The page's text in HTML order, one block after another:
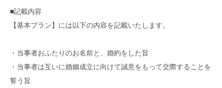
■記載内容
【基本プラン】には以下の内容を記載いたします。
・当事者おふたりのお名前と、婚約をした旨
・当事者は互いに婚姻成立に向けて誠意をもって交際することを
誓う旨